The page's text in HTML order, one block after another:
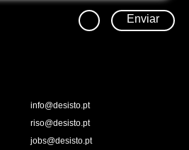
Enviar
info@desisto.pt
riso@desisto.pt
jobs@desisto.pt